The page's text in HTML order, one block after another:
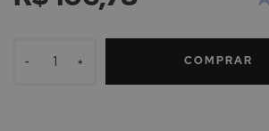
- + COMPRAR